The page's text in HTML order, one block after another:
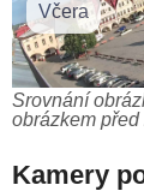
Včera
Srovnání
obrázkem
Kamery